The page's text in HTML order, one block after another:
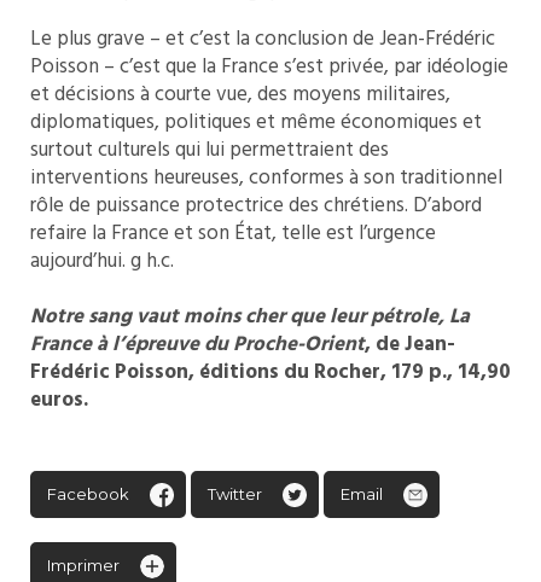
Le plus grave – et c’est la conclusion de Jean-Frédéric
Poisson – c’est que la France s’est privée, par idéologie
et décisions à courte vue, des moyens militaires,
diplomatiques, politiques et même économiques et
surtout culturels qui lui permettraient des
interventions heureuses, conformes à son traditionnel
rôle de puissance protectrice des chrétiens. D’abord
refaire la France et son État, telle est l’urgence
aujourd’hui. g h.c.
Notre sang vaut moins cher que leur pétrole, La
France à l’épreuve du Proche-Orient, de Jean-
Frédéric Poisson, éditions du Rocher, 179 p., 14,90
euros.
Facebook Twitter Email
Imprimer